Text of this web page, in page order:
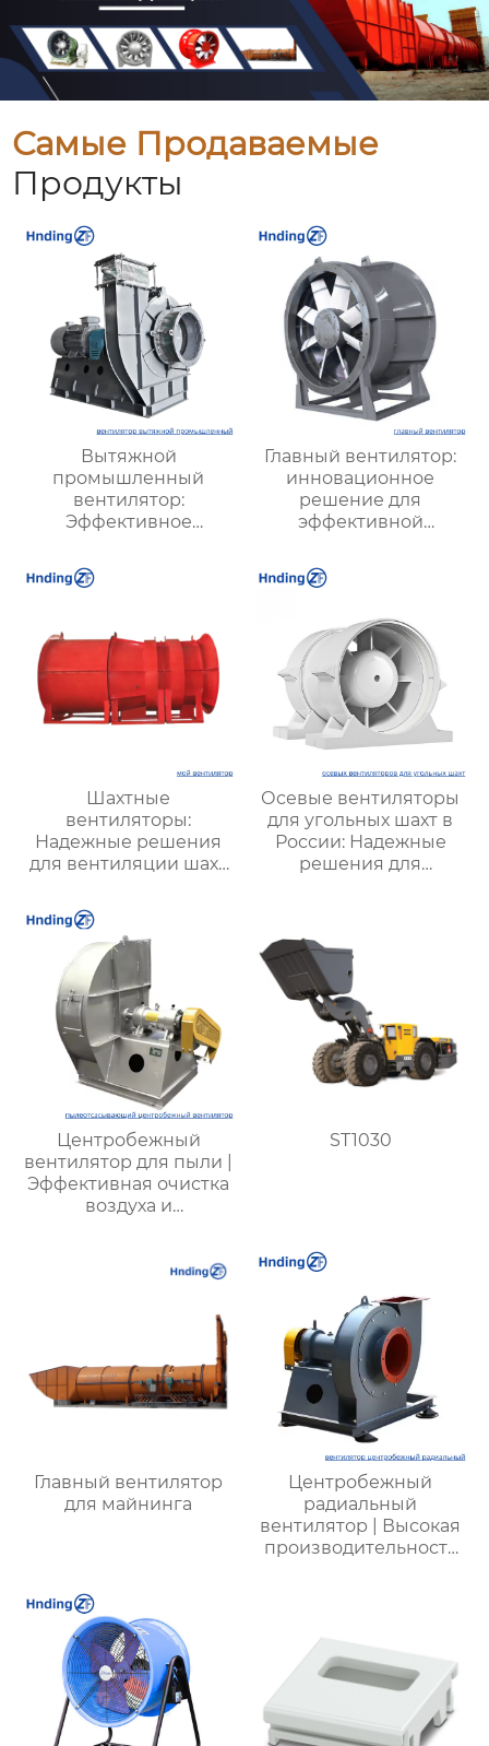
Самые Продаваемые
Продукты
Вытяжной
промышленный
вентилятор:
Эффективное
надежной вентиляции
Главный вентилятор:
инновационное
решение для
эффективной
оптимизации работы
Шахтные
вентиляторы:
Надежные решения
для вентиляции шахт
| Купить с доставкой
Осевые вентиляторы
для угольных шахт в
России: Надежные
решения для
Центробежный
вентилятор для пыли |
Эффективная очистка
воздуха и
Надежные системы
ST1030
Главный вентилятор
для майнинга
Центробежный
радиальный
вентилятор | Высокая
производительность
решения для
вентиляции